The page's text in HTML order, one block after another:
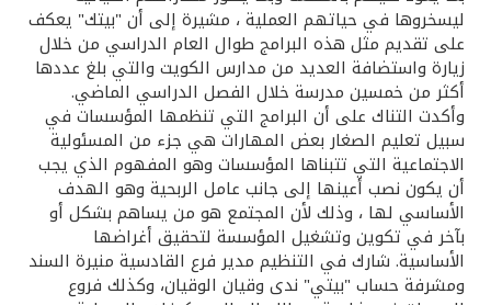
ليسخروها في حياتهم العملية ، مشيرة إلى أن "بيتك" يعكف
على تقديم مثل هذه البرامج طوال العام الدراسي من خلال
زيارة واستضافة العديد من مدارس الكويت والتي بلغ عددها
أكثر من خمسين مدرسة خلال الفصل الدراسي الماضي.
وأكدت التناك على أن البرامج التي تنظمها المؤسسات في
سبيل تعليم الصغار بعض المهارات هي جزء من المسئولية
الاجتماعية التي تتبناها المؤسسات وهو المفهوم الذي يجب
أن يكون نصب أعينها إلى جانب عامل الربحية وهو الهدف
الأساسي لها ، وذلك لأن المجتمع هو من يساهم بشكل أو
بآخر في تكوين وتشغيل المؤسسة لتحقيق أغراضها
الأساسية. شارك في التنظيم مدير فرع القادسية منيرة السند
ومشرفة حساب "بيتي" ندى وقيان الوقيان، وكذلك فروع